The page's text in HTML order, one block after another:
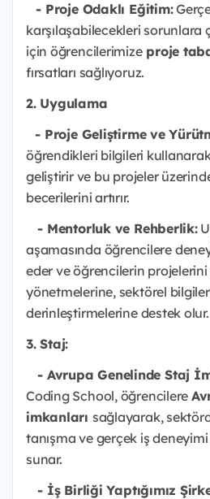
- Proje Odaklı Eğitim:
karşılaşabilecekleri sorunlara
için öğrencilerimizeproje
fırsatları sağlıyoruz.
2. Uygulama
- Proje Geliştirme ve
öğrendikleri bilgileri
geliştirir ve bu projeler
becerilerini artırır.
- Mentorluk ve Rehberlik:
aşamasında öğrencilere
eder ve öğrencilerin
yönetmelerine, sektörel
derinleştirmelerine destek olur.
3. Staj:
- Avrupa Genelinde Staj
Coding School, öğrencilere
imkanları sağlayarak,
tanışma ve gerçek iş deneyimi
sunar.
- İş Birliği Yaptığımız